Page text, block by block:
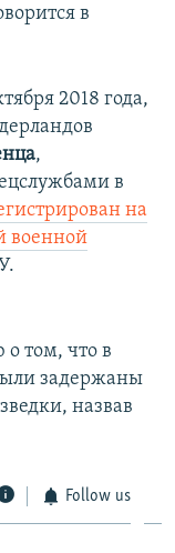
в
2018 года,
,
в
на
военной
том, что в
задержаны
назвав
Follow us